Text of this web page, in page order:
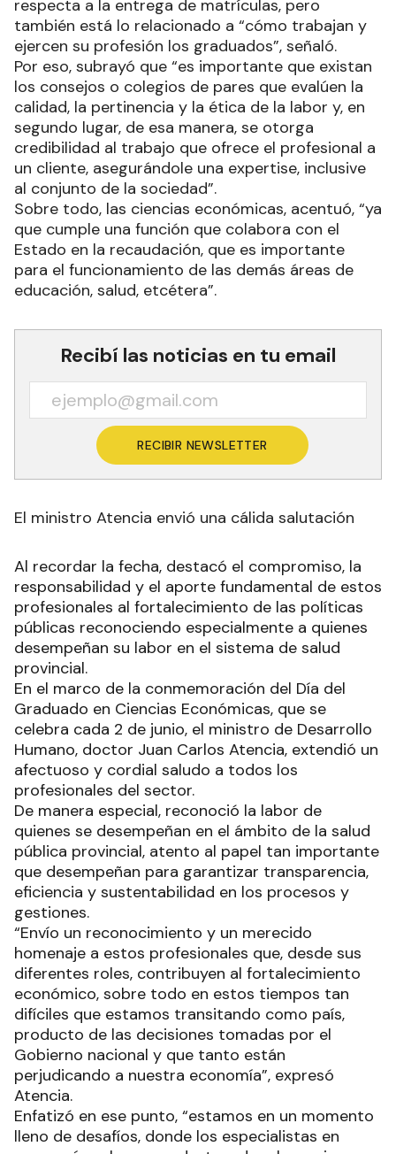
respecta a la entrega de matrículas, pero
también está lo relacionado a “cómo trabajan y
ejercen su profesión los graduados”, señaló.
Por eso, subrayó que “es importante que existan
los consejos o colegios de pares que evalúen la
calidad, la pertinencia y la ética de la labor y, en
segundo lugar, de esa manera, se otorga
credibilidad al trabajo que ofrece el profesional a
un cliente, asegurándole una expertise, inclusive
al conjunto de la sociedad”.
Sobre todo, las ciencias económicas, acentuó, “ya
que cumple una función que colabora con el
Estado en la recaudación, que es importante
para el funcionamiento de las demás áreas de
educación, salud, etcétera”.
Recibí las noticias en tu email
RECIBIR NEWSLETTER
El ministro Atencia envió una cálida salutación
Al recordar la fecha, destacó el compromiso, la
responsabilidad y el aporte fundamental de estos
profesionales al fortalecimiento de las políticas
públicas reconociendo especialmente a quienes
desempeñan su labor en el sistema de salud
provincial.
En el marco de la conmemoración del Día del
Graduado en Ciencias Económicas, que se
celebra cada 2 de junio, el ministro de Desarrollo
Humano, doctor Juan Carlos Atencia, extendió un
afectuoso y cordial saludo a todos los
profesionales del sector.
De manera especial, reconoció la labor de
quienes se desempeñan en el ámbito de la salud
pública provincial, atento al papel tan importante
que desempeñan para garantizar transparencia,
eficiencia y sustentabilidad en los procesos y
gestiones.
“Envío un reconocimiento y un merecido
homenaje a estos profesionales que, desde sus
diferentes roles, contribuyen al fortalecimiento
económico, sobre todo en estos tiempos tan
difíciles que estamos transitando como país,
producto de las decisiones tomadas por el
Gobierno nacional y que tanto están
perjudicando a nuestra economía”, expresó
Atencia.
Enfatizó en ese punto, “estamos en un momento
lleno de desafíos, donde los especialistas en